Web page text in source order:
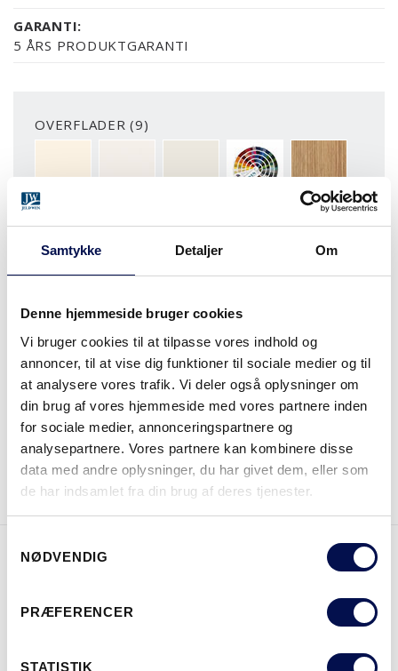
Samtykke Detaljer Om
Denne hjemmeside bruger cookies
Vi bruger cookies til at tilpasse vores indhold og
annoncer, til at vise dig funktioner til sociale medier og til
at analysere vores trafik. Vi deler også oplysninger om
din brug af vores hjemmeside med vores partnere inden
for sociale medier, annonceringspartnere og
analysepartnere. Vores partnere kan kombinere disse
data med andre oplysninger, du har givet dem, eller som
de har indsamlet fra din brug af deres tjenester.
NØDVENDIG
PRÆFERENCER
STATISTIK
GARANTI:
5 ÅRS PRODUKTGARANTI
OVERFLADER (9)
NÆSTEN ALLE NCS S OG
HVOR KAN DET KØBES
DOWNLOAD BROCHURE KONTAKT OS